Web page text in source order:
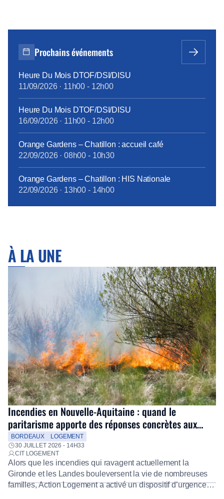
Prochains événements
Heure Du Mois DTOF/DSI/DISU
11/09/2026· 11h00 - 12h00
Heure Du Mois DTOF/DSI/DISU
16/09/2026· 11h00 - 12h00
Orange Gardens – Chatillon : accueil café
22/09/2026· 08h00 - 10h30
Orange Gardens – Chatillon : HIS Nationale
22/09/2026· 13h00 - 14h00
À LA UNE
Incendies en Nouvelle-Aquitaine : quand le
paritarisme apporte des réponses concrètes aux
salariés
BORDEAUX
LOGEMENT
30 JUILLET 2026 - 14H33
CIT LOGEMENT
Alors que les incendies qui ravagent actuellement la
Gironde et les Landes bouleversent la vie de nombreuses
familles, Action Logement a activé un dispositif d’urgence